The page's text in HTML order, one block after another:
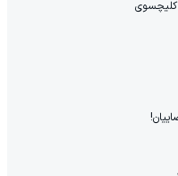
کلیچسوی